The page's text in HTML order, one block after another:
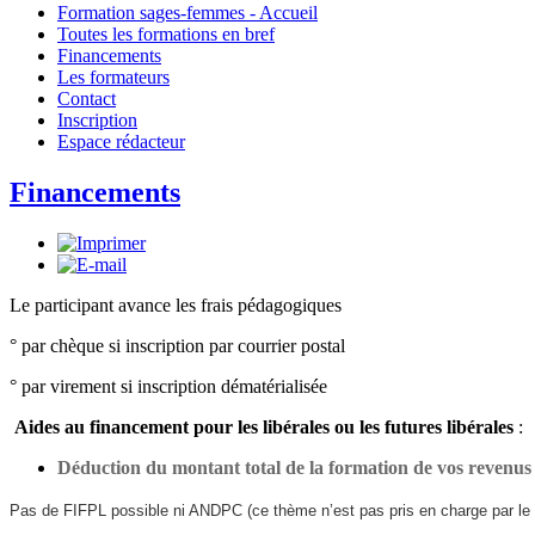
Formation sages-femmes - Accueil
Toutes les formations en bref
Financements
Les formateurs
Contact
Inscription
Espace rédacteur
Financements
Le participant avance les frais pédagogiques
° par chèque si inscription par courrier postal
° par virement si inscription dématérialisée
Aides au financement pour les libérales ou les futures libérales :
Déduction du montant total de la formation de vos revenus
Pas de FIFPL possible ni ANDPC (ce thème n’est pas pris en charge par le